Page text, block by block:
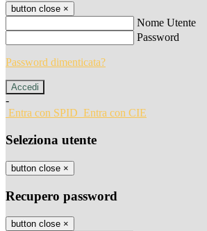
button close ×
Nome Utente
Password
Password dimenticata?
-
Entra con SPID Entra con CIE
Seleziona utente
button close ×
Recupero password
button close ×